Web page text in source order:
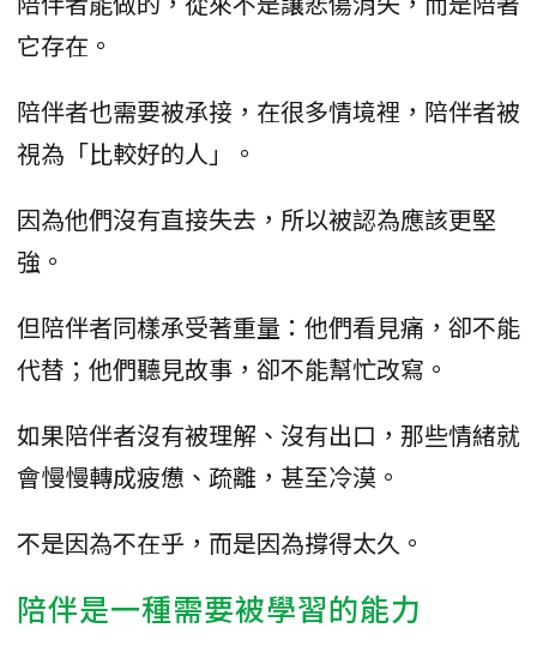
它存在。
陪伴者也需要被承接，在很多情境裡，陪伴者被
視為「比較好的人」。
因為他們沒有直接失去，所以被認為應該更堅
強。
但陪伴者同樣承受著重量：他們看見痛，卻不能
代替；他們聽見故事，卻不能幫忙改寫。
如果陪伴者沒有被理解、沒有出口，那些情緒就
會慢慢轉成疲憊、疏離，甚至冷漠。
不是因為不在乎，而是因為撐得太久。
陪伴是一種需要被學習的能力